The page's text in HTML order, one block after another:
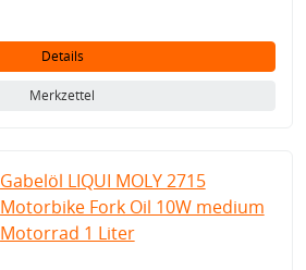
Details
Merkzettel
Gabelöl LIQUI MOLY 2715
Motorbike Fork Oil 10W medium
Motorrad 1 Liter